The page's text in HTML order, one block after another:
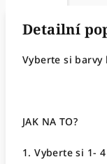
Detailní
Vyberte si barvy
JAK NA TO?
1. Vyberte si 1-